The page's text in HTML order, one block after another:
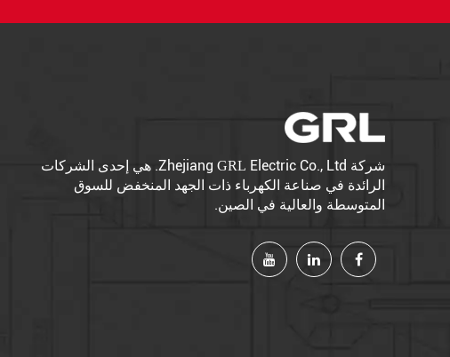
شركة Zhejiang GRL
Electric Co., Ltd. هي إحدى الشركات
الرائدة في صناعة الكهرباء ذات الجهد المنخفض للسوق
المتوسطة والعالية في الصين.